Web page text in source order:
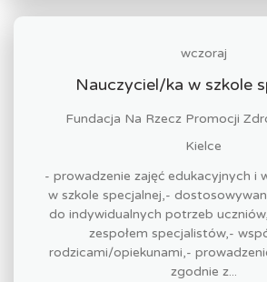
wczoraj
Nauczyciel/ka w szkole
Fundacja Na Rzecz Promocji
Kielce
- prowadzenie zajęć edukacyjnych i
w szkole specjalnej,-
do indywidualnych potrzeb
zespołem specjalistów,-
rodzicami/opiekunami,-
zgodnie z...